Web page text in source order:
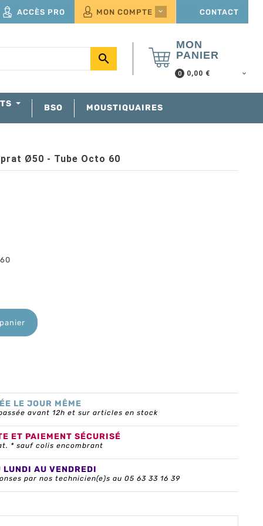
ACCÈS PRO MON COMPTE  CONTACT

MON
PANIER
0 0,00 €
BSO MOUSTIQUAIRES
Ø50 - Tube Octo 60
LE JOUR MÊME
avant 12h et sur articles en stock
ET PAIEMENT SÉCURISÉ
* sauf colis encombrant
AU VENDREDI
par nos technicien(e)s au 05 63 33 16 39